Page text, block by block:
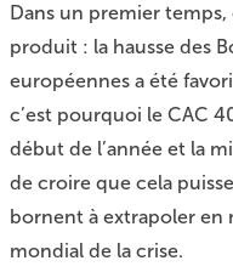
Dans un premier temps,
produit : la hausse des
européennes a été
c’est pourquoi le CAC
début de l’année et la
de croire que cela
bornent à extrapoler en
mondial de la crise.